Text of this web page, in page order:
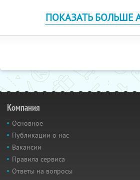
ПОКАЗАТЬ БОЛЬШЕ
Компания
Основное
Публикации о нас
Вакансии
Правила сервиса
Ответы на вопросы